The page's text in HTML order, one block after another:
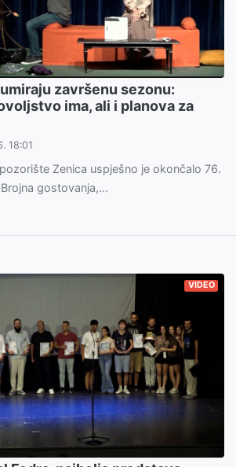
završenu sezonu:
ima, ali i planova za
18:01
Zenica uspješno je okončalo 76.
gostovanja,...
VIDEO